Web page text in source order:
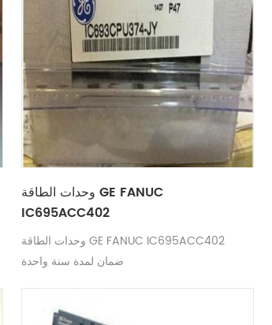
وحدات الطاقة GE FANUC
IC695ACC402
وحدات الطاقة GE FANUC IC695ACC402
ضمان لمدة سنة واحدة